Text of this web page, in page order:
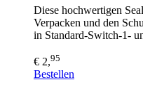
Diese hochwertigen
Verpacken und den
in Standard-Switch-1-
€ 2,95
Bestellen